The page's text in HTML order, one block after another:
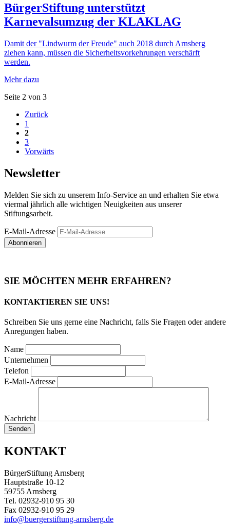
BürgerStiftung unterstützt
Karnevalsumzug der KLAKLAG
Damit der "Lindwurm der Freude" auch 2018 durch Arnsberg
ziehen kann, müssen die Sicherheitsvorkehrungen verschärft
werden.
Mehr dazu
Seite 2 von 3
Zurück
1
2
3
Vorwärts
Newsletter
Melden Sie sich zu unserem Info-Service an und erhalten Sie etwa
viermal jährlich alle wichtigen Neuigkeiten aus unserer
Stiftungsarbeit.
E-Mail-Adresse
Abonnieren
SIE MÖCHTEN MEHR ERFAHREN?
KONTAKTIEREN SIE UNS!
Schreiben Sie uns gerne eine Nachricht, falls Sie Fragen oder andere
Anregungen haben.
Name
Unternehmen
Telefon
E-Mail-Adresse
Nachricht
Senden
KONTAKT
BürgerStiftung Arnsberg
Hauptstraße 10-12
59755 Arnsberg
Tel. 02932-910 95 30
Fax 02932-910 95 29
info@buergerstiftung-arnsberg.de